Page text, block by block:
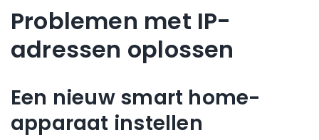
Problemen met IP-
adressen oplossen
Een nieuw smart home-
apparaat instellen